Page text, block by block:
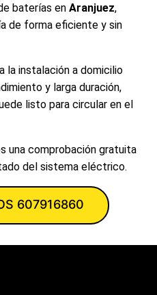
baterías en Aranjuez,
de forma eficiente y sin
la instalación a domicilio
y larga duración,
listo para circular en el
una comprobación gratuita
del sistema eléctrico.
607916860